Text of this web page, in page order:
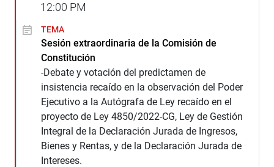
12:00 PM
TEMA
Sesión extraordinaria de la Comisión de
Constitución
-Debate y votación del predictamen de
insistencia recaído en la observación del Poder
Ejecutivo a la Autógrafa de Ley recaído en el
proyecto de Ley 4850/2022-CG, Ley de Gestión
Integral de la Declaración Jurada de Ingresos,
Bienes y Rentas, y de la Declaración Jurada de
Intereses.